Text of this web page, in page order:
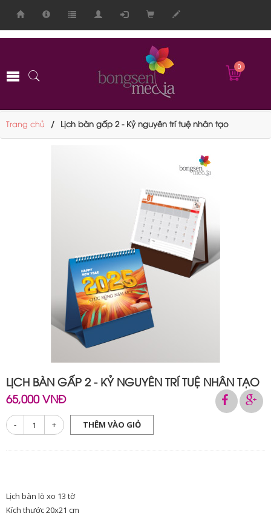
0
Trang chủ Lịch bàn gấp 2 - Kỷ nguyên trí tuệ nhân tạo
LỊCH BÀN GẤP 2 - KỶ NGUYÊN TRÍ TUỆ NHÂN TẠO
65,000 VNĐ
- + THÊM VÀO GIỎ
Lịch bàn lò xo 13 tờ
Kích thước 20x21 cm